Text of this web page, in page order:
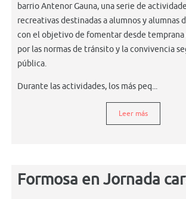
barrio Antenor Gauna, una serie de
recreativas destinadas a alumnos y alumnas
con el objetivo de fomentar desde
por las normas de tránsito y la convivencia
pública.
Durante las actividades, los más peq...
Leer más
Formosa en Jornada